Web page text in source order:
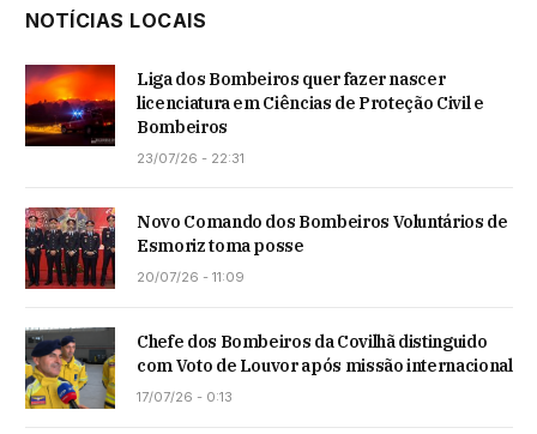
NOTÍCIAS LOCAIS
Liga dos Bombeiros quer fazer nascer
licenciatura em Ciências de Proteção Civil e
Bombeiros
23/07/26 - 22:31
Novo Comando dos Bombeiros Voluntários de
Esmoriz toma posse
20/07/26 - 11:09
Chefe dos Bombeiros da Covilhã distinguido
com Voto de Louvor após missão internacional
17/07/26 - 0:13